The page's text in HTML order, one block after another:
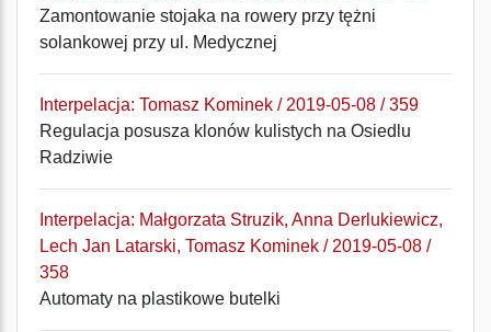
Zamontowanie stojaka na rowery przy tężni
solankowej przy ul. Medycznej
Interpelacja: Tomasz Kominek / 2019-05-08 / 359
Regulacja posusza klonów kulistych na Osiedlu
Radziwie
Interpelacja: Małgorzata Struzik, Anna Derlukiewicz,
Lech Jan Latarski, Tomasz Kominek / 2019-05-08 /
358
Automaty na plastikowe butelki